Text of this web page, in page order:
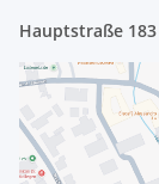
Hauptstraße 183